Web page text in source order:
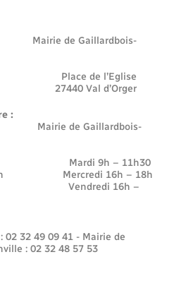
Mairie de Gaillardbois-
Place de l’Eglise
27440 Val d’Orger
:
Mairie de Gaillardbois-
Mardi 9h – 11h30
12h Mercredi 16h – 18h
Vendredi 16h –
02 32 49 09 41 - Mairie de
: 02 32 48 57 53